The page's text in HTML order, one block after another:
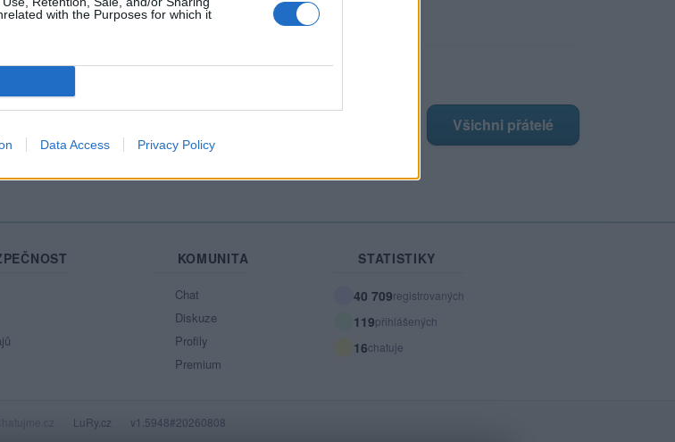
with the Purposes for which it
Data Access Privacy Policy
Moji nejnovější přátelé
Všichni přátelé
KOMUNITA
Chat
Diskuze
Profily
Premium
STATISTIKY
40 709registrovaných
119přihlášených
16chatuje
LuRy.cz v1.5948#20260808